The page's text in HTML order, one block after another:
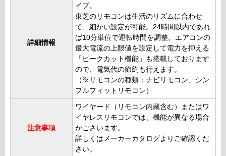
詳細情報
イプ。
東芝のリモコンは生活のリズムに合わせ
て、細かい設定が可能。24時間以内であれ
ば10分単位で運転時間を調整。エアコンの
最大電流の上限値を設定して電力を抑える
「ピークカット機能」も搭載しております
ので、電気代の節約も行えます。
（※リモコンの種類：ナビリモコン、シン
プルフィットリモコン）
注意事項
ワイヤード（リモコン内蔵含む）またはワ
イヤレスリモコンでは、機能が異なる場合
がございます。
詳しくはメーカーカタログよりご確認くだ
さい。